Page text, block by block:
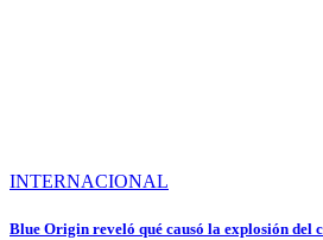
INTERNACIONAL
Blue Origin reveló qué causó la explosión del